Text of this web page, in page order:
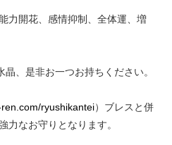
力開花、感情抑制、全体運、増
晶、是非お一つお持ちください。
ryushikantei）ブレスと併
力なお守りとなります。